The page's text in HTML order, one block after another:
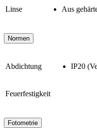
Linse Aus
Normen
Abdichtung IP20
Feuerfestigkeit
Fotometrie